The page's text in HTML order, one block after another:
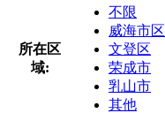
所在区
域:
不限
威海市区
文登区
荣成市
乳山市
其他